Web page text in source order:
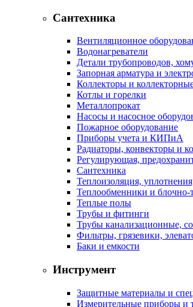
Сантехника
Вентиляционное
Водонагреватели
Детали трубопроводов,
Запорная арматура и
Коллекторы и
Котлы и горелки
Металлопрокат
Насосы и насосное
Пожарное оборудование
Приборы учета и КИПиА
Радиаторы, конвекторы и
Регулирующая,
Сантехника
Теплоизоляция,
Теплообменники и
Теплые полы
Трубы и фитинги
Трубы канализационные,
Фильтры, грязевики,
Баки и емкости
Инструмент
Защитные материалы и
Измерительные приборы и